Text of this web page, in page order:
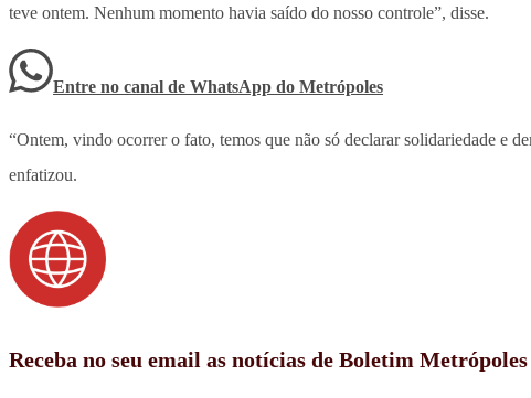
teve ontem. Nenhum momento havia saído do nosso controle”, disse.
Entre no canal de WhatsApp do Metrópoles
“Ontem, vindo ocorrer o fato, temos que não só declarar solidariedade e
enfatizou.
Receba no seu email as notícias de Boletim Metrópoles